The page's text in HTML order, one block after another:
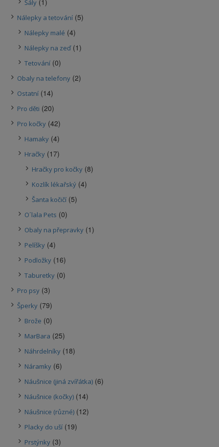
Šály
Nálepky a tetování (5)
Nálepky malé (4)
Nálepky na zeď (1)
Tetování (0)
Obaly na telefony (2)
Ostatní (14)
Pro děti (20)
Pro kočky (42)
Hamaky (4)
Hračky (17)
Hračky pro kočky (8)
Kozlík lékařský (4)
Šanta kočičí (5)
O´lala Pets (0)
Obaly na přepravky (1)
Pelíšky (4)
Podložky (16)
Taburetky (0)
Pro psy (3)
Šperky (79)
Brože (0)
MarBara (25)
Náhrdelníky (18)
Náramky (6)
Náušnice (jiná zvířátka) (6)
Náušnice (kočky) (14)
Náušnice (různé) (12)
Placky do uší (19)
Prstýnky (3)